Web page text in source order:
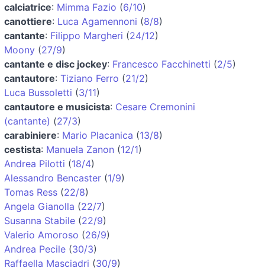
calciatrice: Mimma Fazio (6/10)
canottiere: Luca Agamennoni (8/8)
cantante: Filippo Margheri (24/12)
Moony (27/9)
cantante e disc jockey: Francesco Facchinetti (2/5)
cantautore: Tiziano Ferro (21/2)
Luca Bussoletti (3/11)
cantautore e musicista: Cesare Cremonini
(cantante) (27/3)
carabiniere: Mario Placanica (13/8)
cestista: Manuela Zanon (12/1)
Andrea Pilotti (18/4)
Alessandro Bencaster (1/9)
Tomas Ress (22/8)
Angela Gianolla (22/7)
Susanna Stabile (22/9)
Valerio Amoroso (26/9)
Andrea Pecile (30/3)
Raffaella Masciadri (30/9)